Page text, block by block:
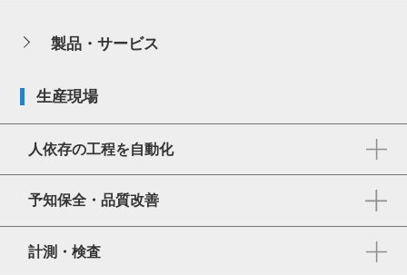
製品・サービス
生産現場
人依存の工程を自動化
予知保全・品質改善
計測・検査